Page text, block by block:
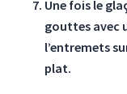
Une fois le
gouttes avec
l’entremets
plat.